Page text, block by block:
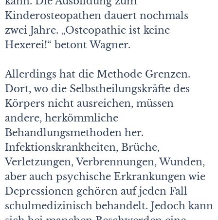
Kinderosteopathen dauert nochmals
zwei Jahre. „Osteopathie ist keine
Hexerei!“ betont Wagner.
Allerdings hat die Methode Grenzen.
Dort, wo die Selbstheilungskräfte des
Körpers nicht ausreichen, müssen
andere, herkömmliche
Behandlungsmethoden her.
Infektionskrankheiten, Brüche,
Verletzungen, Verbrennungen, Wunden,
aber auch psychische Erkrankungen wie
Depressionen gehören auf jeden Fall
schulmedizinisch behandelt. Jedoch kann